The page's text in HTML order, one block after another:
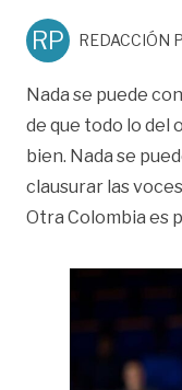
RP REDACCIÓN
Nada se puede
de que todo lo del
bien. Nada se
clausurar las
Otra Colombia es